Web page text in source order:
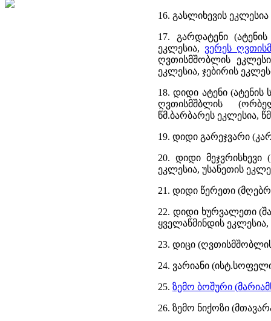
16. გასლიხევის
17. გარდატენი
ეკლესია, ვერეს
ღვთისმშობლის
ეკლესია, ჯებირის
18. დიდი ატენი
ღვთისმშბლის
წმ.ბარბარეს ეკლესია,
19. დიდი გარეჯვარი
20. დიდი
ეკლესია, უსანეთის
21. დიდი წერეთი
22. დიდი ხურვალეთი
ყველაწმინდის
23. დიცი
24. ვარიანი
25. ზემო ბოშური
26. ზემო ნიქოზი